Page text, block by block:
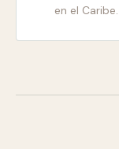
en el Caribe.